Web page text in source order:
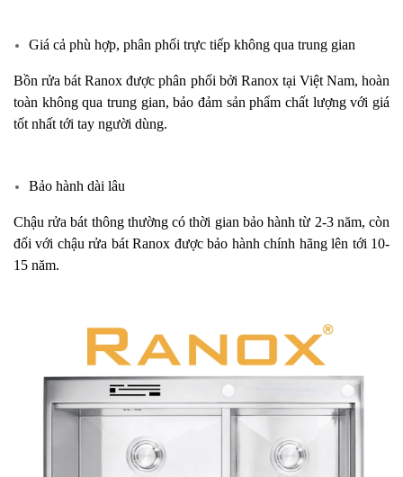
Giá cả phù hợp, phân phối trực tiếp không qua trung gian
Bồn rửa bát Ranox được phân phối bởi Ranox tại Việt Nam, hoàn
toàn không qua trung gian, bảo đảm sản phẩm chất lượng với giá
tốt nhất tới tay người dùng.
Bảo hành dài lâu
Chậu rửa bát thông thường có thời gian bảo hành từ 2-3 năm, còn
đối với chậu rửa bát Ranox được bảo hành chính hãng lên tới 10-
15 năm.